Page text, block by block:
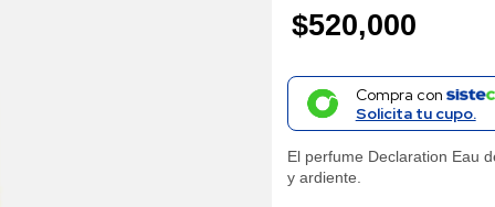
$520,000
Compra con
Solicita tu cupo.
El perfume Declaration Eau
y ardiente.